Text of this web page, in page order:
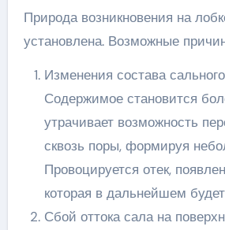
Природа возникновения на
установлена. Возможные
Изменения состава
Содержимое становится
утрачивает возможность
сквозь поры, формируя
Провоцируется отек,
которая в дальнейшем
Сбой оттока сала на